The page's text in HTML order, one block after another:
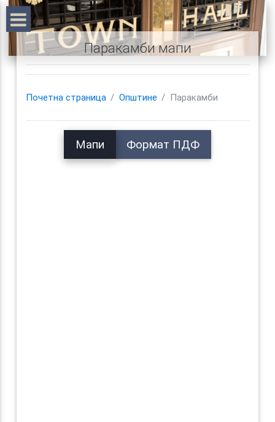
Паракамби мапи
Почетна страница Општине Паракамби
Мапи Формат ПДФ